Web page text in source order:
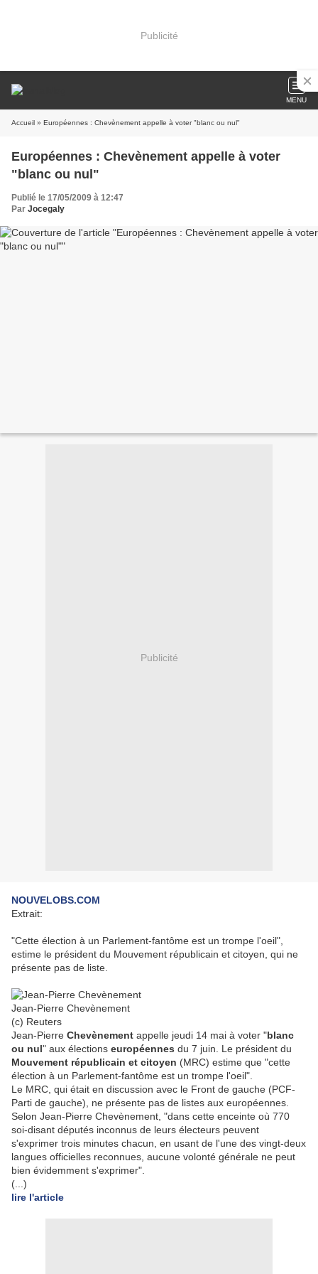
Publicité
MENU
Accueil » Européennes : Chevènement appelle à voter "blanc ou nul"
Européennes : Chevènement appelle à voter
"blanc ou nul"
Publié le 17/05/2009 à 12:47
Par Jocegaly
Publicité
NOUVELOBS.COM
Extrait:
"Cette élection à un Parlement-fantôme est un trompe l'oeil",
estime le président du Mouvement républicain et citoyen, qui ne
présente pas de liste.
Jean-Pierre Chevènement
(c) Reuters
Jean-Pierre Chevènement appelle jeudi 14 mai à voter "blanc
ou nul" aux élections européennes du 7 juin. Le président du
Mouvement républicain et citoyen (MRC) estime que "cette
élection à un Parlement-fantôme est un trompe l'oeil".
Le MRC, qui était en discussion avec le Front de gauche (PCF-
Parti de gauche), ne présente pas de listes aux européennes.
Selon Jean-Pierre Chevènement, "dans cette enceinte où 770
soi-disant députés inconnus de leurs électeurs peuvent
s'exprimer trois minutes chacun, en usant de l'une des vingt-deux
langues officielles reconnues, aucune volonté générale ne peut
bien évidemment s'exprimer".
(...)
lire l'article